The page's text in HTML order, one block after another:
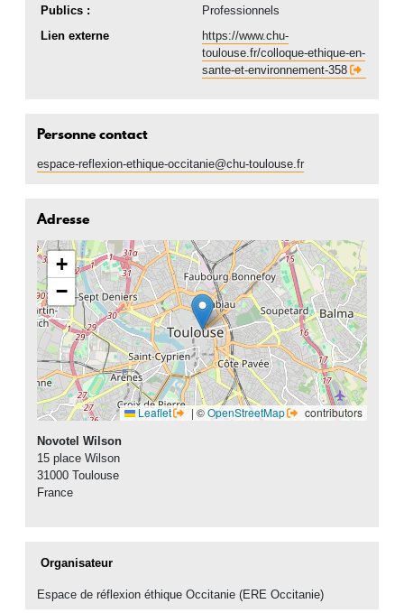
Publics :
Professionnels
Lien externe
https://www.chu-
toulouse.fr/colloque-ethique-en-
sante-et-environnement-358
Personne contact
espace-reflexion-ethique-occitanie@chu-toulouse.fr
Adresse
+
−
Leaflet | ©OpenStreetMap contributors
Novotel Wilson
15 place Wilson
31000 Toulouse
France
Organisateur
Espace de réflexion éthique Occitanie (ERE Occitanie)